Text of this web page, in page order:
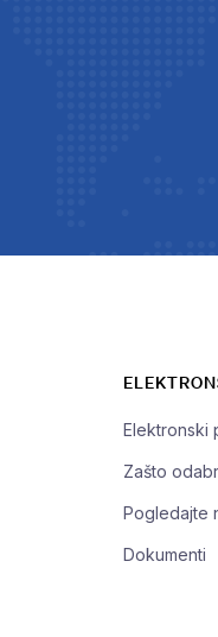
Elektronski
Zašto
Pogledajte
Dokumenti